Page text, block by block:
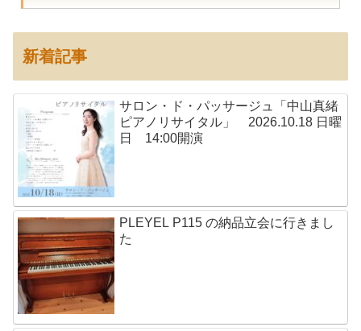
新着記事
サロン・ド・パッサージュ「中山真緒
ピアノリサイタル」 2026.10.18 日曜
日 14:00開演
PLEYEL P115 の納品立会に行きまし
た